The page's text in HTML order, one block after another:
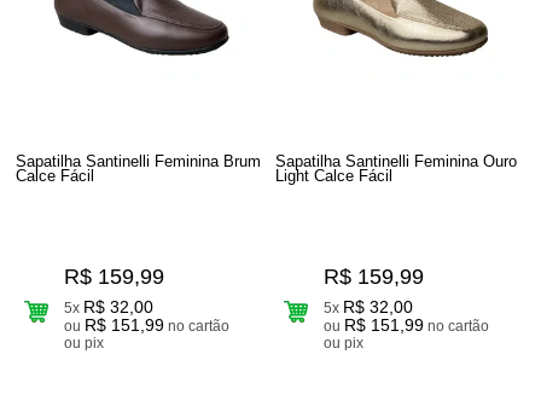
Sapatilha Santinelli Feminina Brum
Calce Fácil
R$ 159,99
5x R$ 32,00
ou R$ 151,99 no cartão
ou pix
Sapatilha Santinelli Feminina Ouro
Light Calce Fácil
R$ 159,99
5x R$ 32,00
ou R$ 151,99 no cartão
ou pix